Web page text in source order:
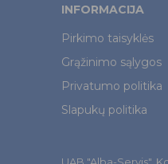
INFORMACIJA
Pirkimo taisyklės
Grąžinimo sąlygos
Privatumo politika
Slapukų politika